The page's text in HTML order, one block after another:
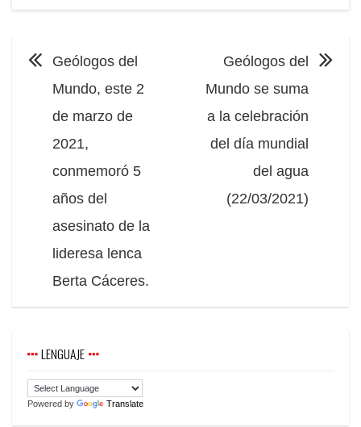
NAVEGACIÓN
Geólogos del
Mundo, este 2
de marzo de
2021,
conmemoró 5
años del
asesinato de la
lideresa lenca
Berta Cáceres.
Geólogos del
Mundo se suma
a la celebración
del día mundial
del agua
(22/03/2021)
LENGUAJE
Powered by Translate